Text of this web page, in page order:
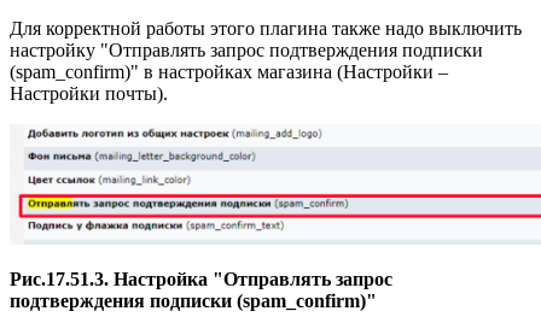
Для корректной работы этого плагина также надо выключить
настройку "Отправлять запрос подтверждения подписки
(spam_confirm)" в настройках магазина (Настройки –
Настройки почты).
Рис.17.51.3. Настройка "Отправлять запрос
подтверждения подписки (spam_confirm)"